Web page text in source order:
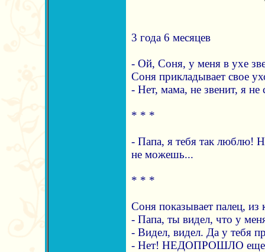
3 года 6 месяцев
- Ой, Соня, у меня в ухе
Соня прикладывает свое
- Нет, мама, не звенит, я
* * *
- Папа, я тебя так люблю!
не можешь...
* * *
Соня показывает палец, из
- Папа, ты видел, что у
- Видел, видел. Да у тебя
- Нет! НЕДОПРОШЛО